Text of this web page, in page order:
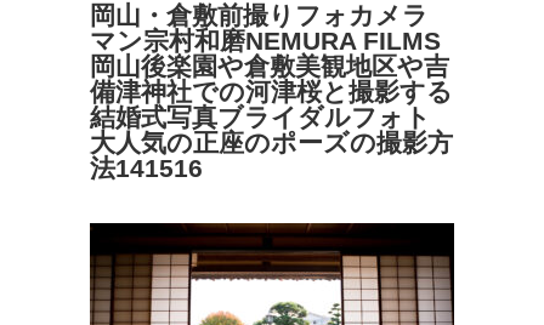
岡山・倉敷前撮りフォカメラ
マン宗村和磨NEMURA FILMS
岡山後楽園や倉敷美観地区や吉
備津神社での河津桜と撮影する
結婚式写真ブライダルフォト
大人気の正座のポーズの撮影方
法141516